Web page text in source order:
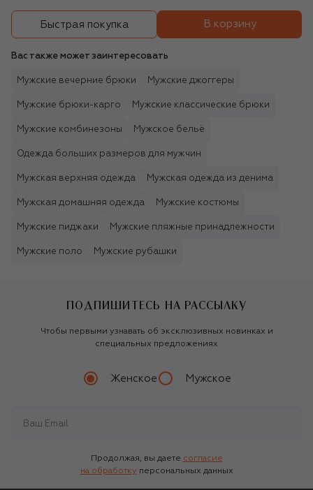
Быстрая покупка В корзину
Вас также может заинтересовать
Мужские вечерние брюки Мужские джоггеры
Мужские брюки-карго Мужские классические брюки
Мужские комбинезоны Мужское бельё
Одежда больших размеров для мужчин
Мужская верхняя одежда Мужская одежда из денима
Мужская домашняя одежда Мужские костюмы
Мужские пиджаки Мужские пляжные принадлежности
Мужские поло Мужские рубашки
ПОДПИШИТЕСЬ НА РАССЫЛКУ
Чтобы первыми узнавать об эксклюзивных новинках и
специальных предложениях
Женское Мужское
Продолжая, вы даете согласие
на обработку персональных данных